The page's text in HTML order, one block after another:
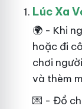
Lúc Xa
🌍 - Khi
hoặc đi
chơi
và thèm
💌 - Đồ